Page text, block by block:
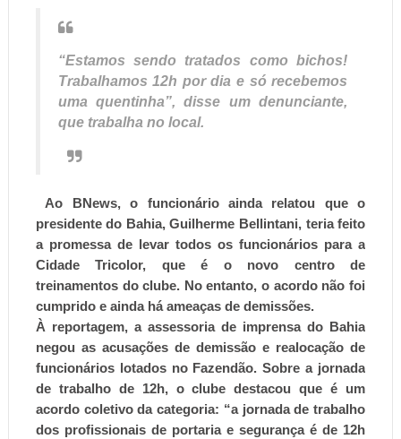
“Estamos sendo tratados como bichos!
Trabalhamos 12h por dia e só recebemos
uma quentinha”, disse um denunciante,
que trabalha no local.
Ao BNews, o funcionário ainda relatou que o
presidente do Bahia, Guilherme Bellintani, teria feito
a promessa de levar todos os funcionários para a
Cidade Tricolor, que é o novo centro de
treinamentos do clube. No entanto, o acordo não foi
cumprido e ainda há ameaças de demissões.
À reportagem, a assessoria de imprensa do Bahia
negou as acusações de demissão e realocação de
funcionários lotados no Fazendão. Sobre a jornada
de trabalho de 12h, o clube destacou que é um
acordo coletivo da categoria: “a jornada de trabalho
dos profissionais de portaria e segurança é de 12h